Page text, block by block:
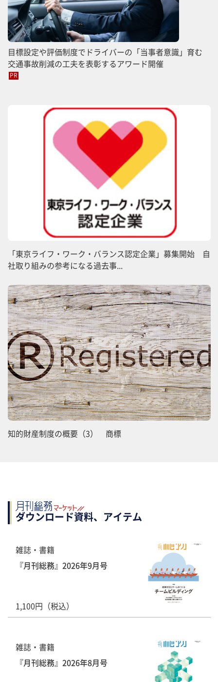
目標設定や評価制度でドライバーの「当事者意識」育む
交通事故削減の工夫を表彰するアワード開催
PR
「東京ライフ・ワーク・バランス認定企業」募集開始 自
社取り組みの参考になる過去事...
知的財産制度の概要（3） 商標
ダウンロード資料、アイテム
雑誌・書籍
『月刊総務』2026年9月号
1,100円（税込）
雑誌・書籍
『月刊総務』2026年8月号